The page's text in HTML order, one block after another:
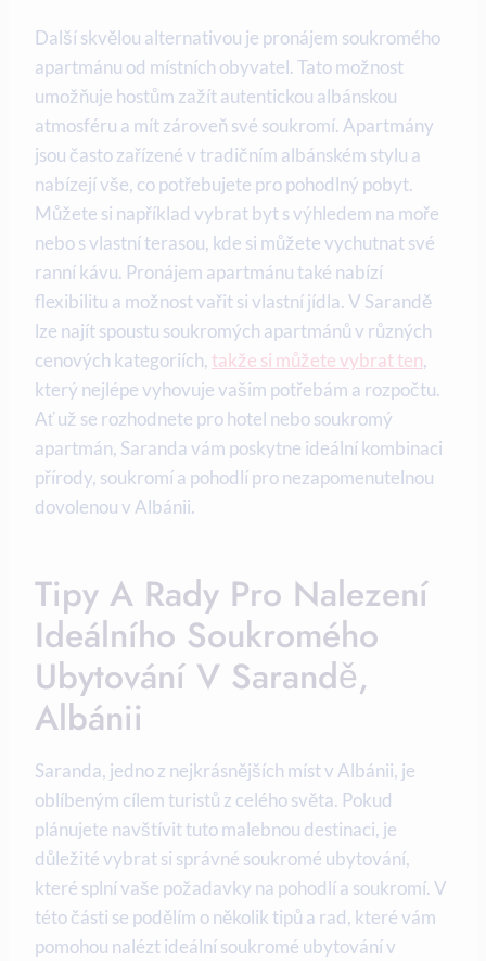
Další skvělou alternativou je pronájem soukromého
apartmánu ⁤od místních obyvatel. Tato možnost
umožňuje hostům zažít autentickou albánskou
atmosféru ⁣a mít zároveň své soukromí. Apartmány
jsou často ⁣zařízené v tradičním albánském stylu a
⁤nabízejí vše, ​co potřebujete pro pohodlný pobyt.
Můžete si například vybrat⁣ byt s výhledem na moře
nebo s vlastní terasou,‍ kde si můžete vychutnat své
ranní kávu. Pronájem apartmánu také⁣ nabízí
flexibilitu a možnost vařit si vlastní jídla. V Sarandě
lze najít⁣ spoustu soukromých apartmánů v různých
cenových kategoriích, ‍ takže si můžete vybrat ten,
který nejlépe vyhovuje vašim potřebám a ​rozpočtu.
Ať už se rozhodnete pro hotel nebo ⁣soukromý
apartmán, Saranda vám poskytne ideální kombinaci
přírody, soukromí a pohodlí pro nezapomenutelnou
dovolenou v Albánii.
Tipy A Rady Pro Nalezení⁣
Ideálního Soukromého
Ubytování V Sarandě,
Albánii
Saranda, jedno z nejkrásnějších míst v Albánii,⁣ je
oblíbeným cílem turistů z celého světa. Pokud
plánujete navštívit tuto malebnou destinaci, ​je
důležité vybrat si správné soukromé ubytování,
které splní ​vaše požadavky ‍na pohodlí a soukromí. V⁣
této části se podělím o několik ⁣tipů a rad, které vám
pomohou ⁤nalézt ideální soukromé ubytování v